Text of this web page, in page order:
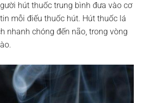
hút thuốc trung bình đưa vào cơ
mỗi điếu thuốc hút. Hút thuốc lá
nhanh chóng đến não, trong vòng